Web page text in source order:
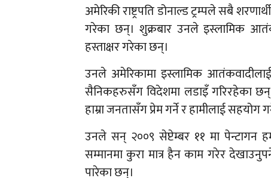
अमेरिकी राष्ट्रपति डोनाल्ड ट्रम्पले सबै
गरेका छन्। शुक्रबार उनले इस्लामिक
हस्ताक्षर गरेका छन्।
उनले अमेरिकामा इस्लामिक आतंकवादीलाई
सैनिकहरुसँग विदेशमा लडाइँ गरिरहेका छन्,
हाम्रा जनतासँग प्रेम गर्ने र हामीलाई सहयोग
उनले सन् २००९ सेप्टेम्बर ११ मा पेन्टागन
सम्मानमा कुरा मात्र हैन काम गरेर
पारेका छन्।